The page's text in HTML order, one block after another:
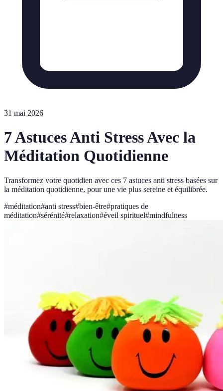
31 mai 2026
7 Astuces Anti Stress Avec la
Méditation Quotidienne
Transformez votre quotidien avec ces 7 astuces anti stress basées sur
la méditation quotidienne, pour une vie plus sereine et équilibrée.
#méditation#anti stress#bien-être#pratiques de
méditation#sérénité#relaxation#éveil spirituel#mindfulness